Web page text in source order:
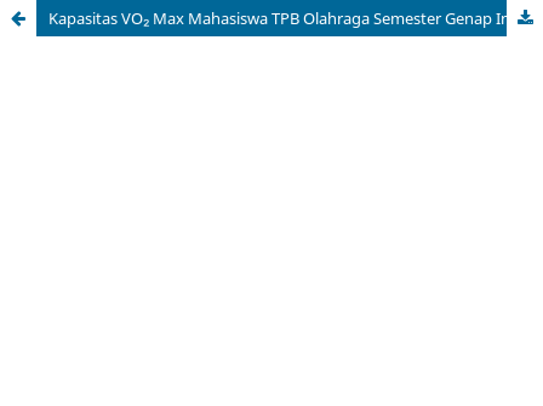
Kapasitas VO₂ Max Mahasiswa TPB Olahraga Semester Genap Institute Teknologi Sumatera Tahun 2025